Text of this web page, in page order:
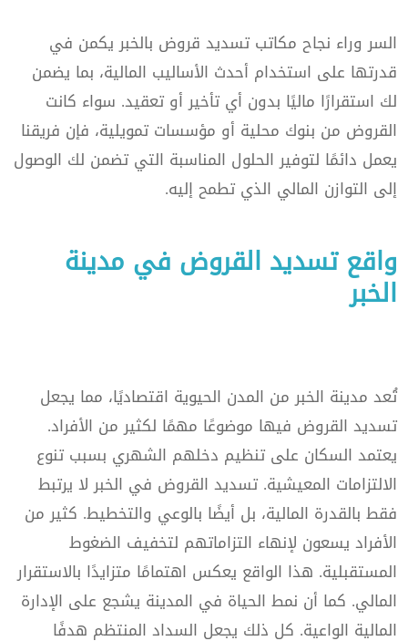
السر وراء نجاح مكاتب تسديد قروض بالخبر يكمن في
قدرتها على استخدام أحدث الأساليب المالية، بما يضمن
لك استقرارًا ماليًا بدون أي تأخير أو تعقيد. سواء كانت
القروض من بنوك محلية أو مؤسسات تمويلية، فإن فريقنا
يعمل دائمًا لتوفير الحلول المناسبة التي تضمن لك الوصول
إلى التوازن المالي الذي تطمح إليه.
واقع تسديد القروض في مدينة
الخبر
تُعد مدينة الخبر من المدن الحيوية اقتصاديًا، مما يجعل
تسديد القروض فيها موضوعًا مهمًا لكثير من الأفراد.
يعتمد السكان على تنظيم دخلهم الشهري بسبب تنوع
الالتزامات المعيشية. تسديد القروض في الخبر لا يرتبط
فقط بالقدرة المالية، بل أيضًا بالوعي والتخطيط. كثير من
الأفراد يسعون لإنهاء التزاماتهم لتخفيف الضغوط
المستقبلية. هذا الواقع يعكس اهتمامًا متزايدًا بالاستقرار
المالي. كما أن نمط الحياة في المدينة يشجع على الإدارة
المالية الواعية. كل ذلك يجعل السداد المنتظم هدفًا